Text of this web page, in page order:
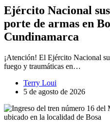
Ejército Nacional
porte de armas en
Cundinamarca
¡Atención! El Ejército Nacional
fuego y traumáticas en…
Terry Loui
5 de agosto de 2026